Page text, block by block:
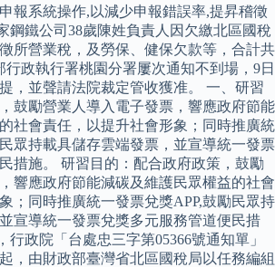
報系統操作,以減少申報錯誤率,提昇稽徵
鋼鐵公司38歲陳姓負責人因欠繳北區國稅
所營業稅，及勞保、健保欠款等，合計共
行政執行署桃園分署屢次通知不到場，9日
，並聲請法院裁定管收獲准。 一、研習
鼓勵營業人導入電子發票，響應政府節能
社會責任，以提升社會形象；同時推廣統
眾持載具儲存雲端發票，並宣導統一發票
措施。 研習目的：配合政府政策，鼓勵
響應政府節能減碳及維護民眾權益的社會
；同時推廣統一發票兌獎APP,鼓勵民眾持
宣導統一發票兌獎多元服務管道便民措
行政院「台處忠三字第05366號通知單」
，由財政部臺灣省北區國稅局以任務編組